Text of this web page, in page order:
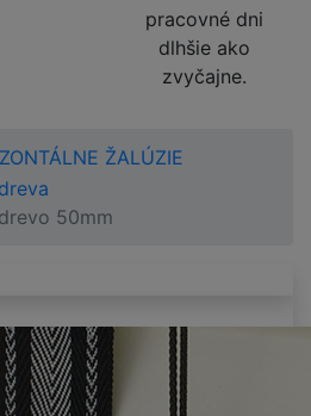
pracovné dni
dlhšie ako
zvyčajne.
ŽALÚZIE
50mm